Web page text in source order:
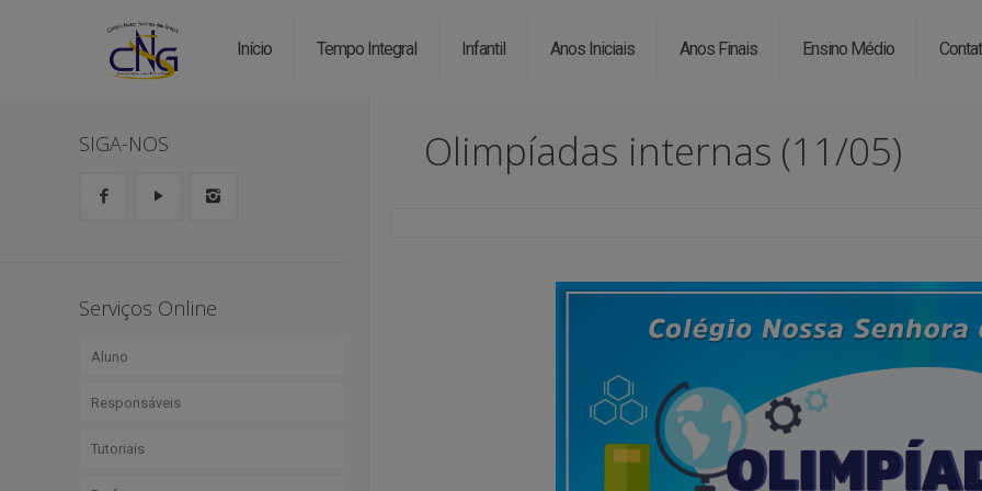
Início Tempo Integral Infantil Anos Iniciais Anos Finais Ensino Médio
Olimpíadas internas (11/05)
SIGA-NOS
Serviços Online
Aluno
Boletim
Agenda
Responsáveis
Portal Web
Tutoriais